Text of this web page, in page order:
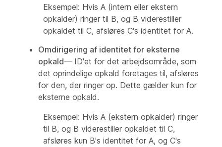
Eksempel: Hvis A (intern eller ekstern
opkalder) ringer til B, og B viderestiller
opkaldet til C, afsløres C's identitet for A.
Omdirigering af identitet for eksterne
opkald— ID'et for det arbejdsområde, som
det oprindelige opkald foretages til, afsløres
for den, der ringer op. Dette gælder kun for
eksterne opkald.
Eksempel: Hvis A (ekstern opkalder) ringer
til B, og B viderestiller opkaldet til C,
afsløres kun B's identitet for A, og C's